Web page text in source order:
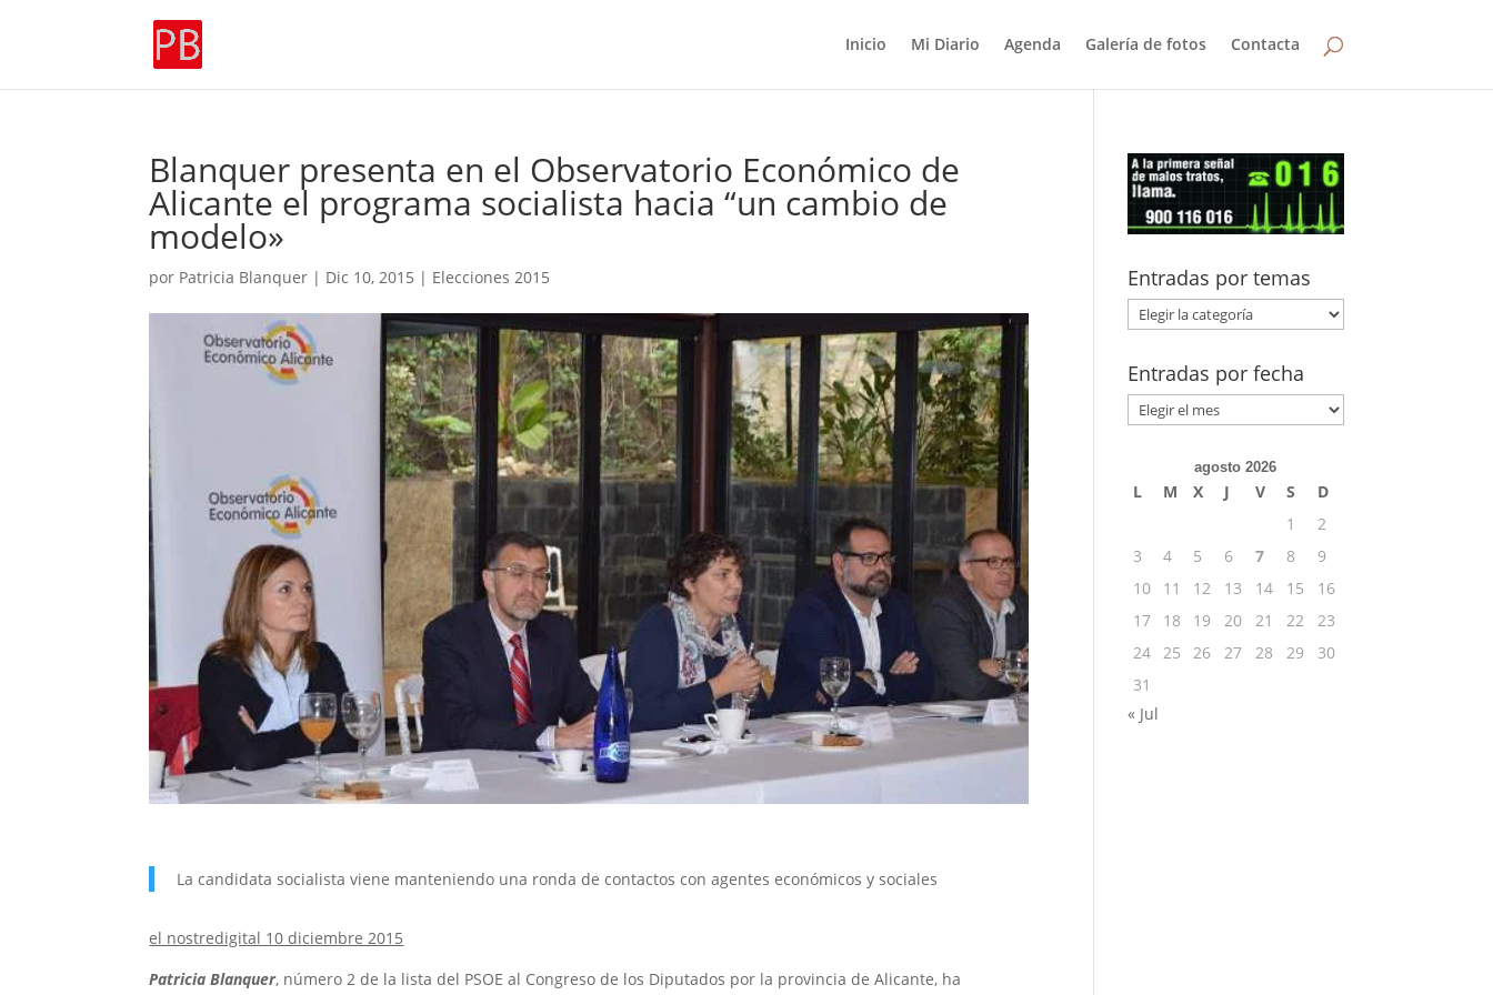
Inicio Mi Diario Agenda Galería de fotos Contacta
Blanquer presenta en el Observatorio Económico de
Alicante el programa socialista hacia “un cambio de
modelo»
por Patricia Blanquer | Dic 10, 2015 | Elecciones 2015
La candidata socialista viene manteniendo una ronda de contactos con agentes económicos y sociales
el nostredigital 10 diciembre 2015
Patricia Blanquer, número 2 de la lista del PSOE al Congreso de los Diputados por la provincia de Alicante, ha
Entradas por temas
Entradas
por
temas
Entradas por fecha
Entradas
por
agosto 2026
L M X J V S
D
1
2
3
4 5 6 7 8
9
10
11 12 13 14 15
16
17
18 19 20 21 22
23
24 25 26 27 28 29
30
31
« Jul